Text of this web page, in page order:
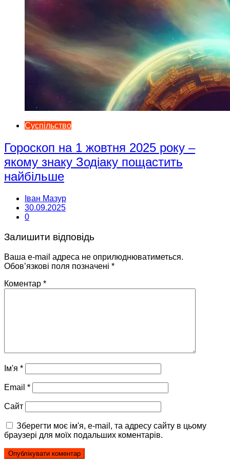
Суспільство
Гороскоп на 1 жовтня 2025 року –
якому знаку Зодіаку пощастить
найбільше
Іван Мазур
30.09.2025
0
Залишити відповідь
Ваша e-mail адреса не оприлюднюватиметься.
Обов’язкові поля позначені *
Коментар *
Ім'я *
Email *
Сайт
Зберегти моє ім'я, e-mail, та адресу сайту в цьому
браузері для моїх подальших коментарів.